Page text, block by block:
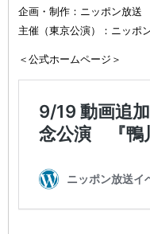
企画・制作：ニッポン放送
主催（東京公演）：ニッポ
＜公式ホームページ＞